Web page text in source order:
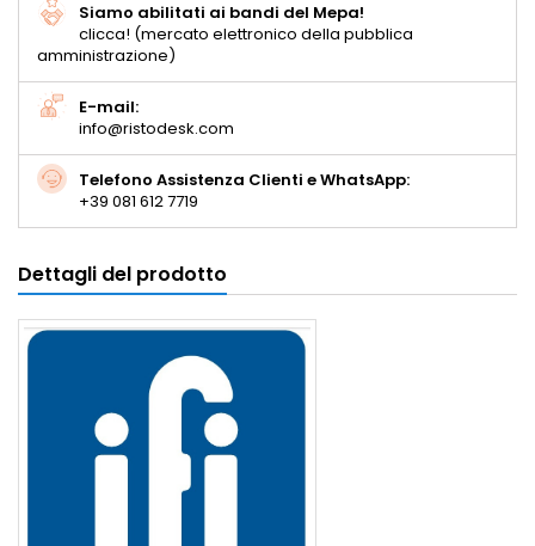
Siamo abilitati ai bandi del Mepa!
clicca! (mercato elettronico della pubblica
amministrazione)
E-mail:
info@ristodesk.com
Telefono Assistenza Clienti e WhatsApp:
+39 081 612 7719
Dettagli del prodotto